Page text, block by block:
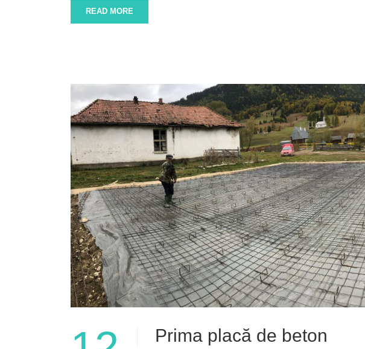
READ MORE
Prima placă de beton